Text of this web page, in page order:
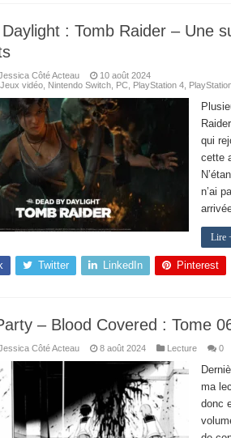
: Tomb Raider – Une
Côté Acteau
10 août 2024
Jeux vidéo, Nintendo Switch, PC, PlayStation 4,
qui
cette
n’ai
Lire
Twitter LinkedIn Pinterest
– Blood Covered : Tome
Côté Acteau 8 août 2024 Lecture 0
ma
donc